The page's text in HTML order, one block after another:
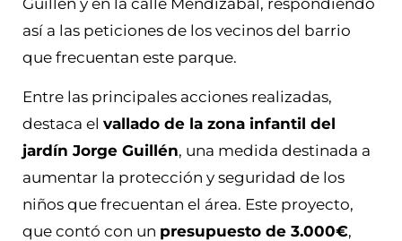
así a las peticiones de los vecinos del barrio
que frecuentan este parque.
Entre las principales acciones realizadas,
destaca el vallado de la zona infantil del
jardín Jorge Guillén, una medida destinada a
aumentar la protección y seguridad de los
niños que frecuentan el área. Este proyecto,
que contó con un presupuesto de 3.000€,